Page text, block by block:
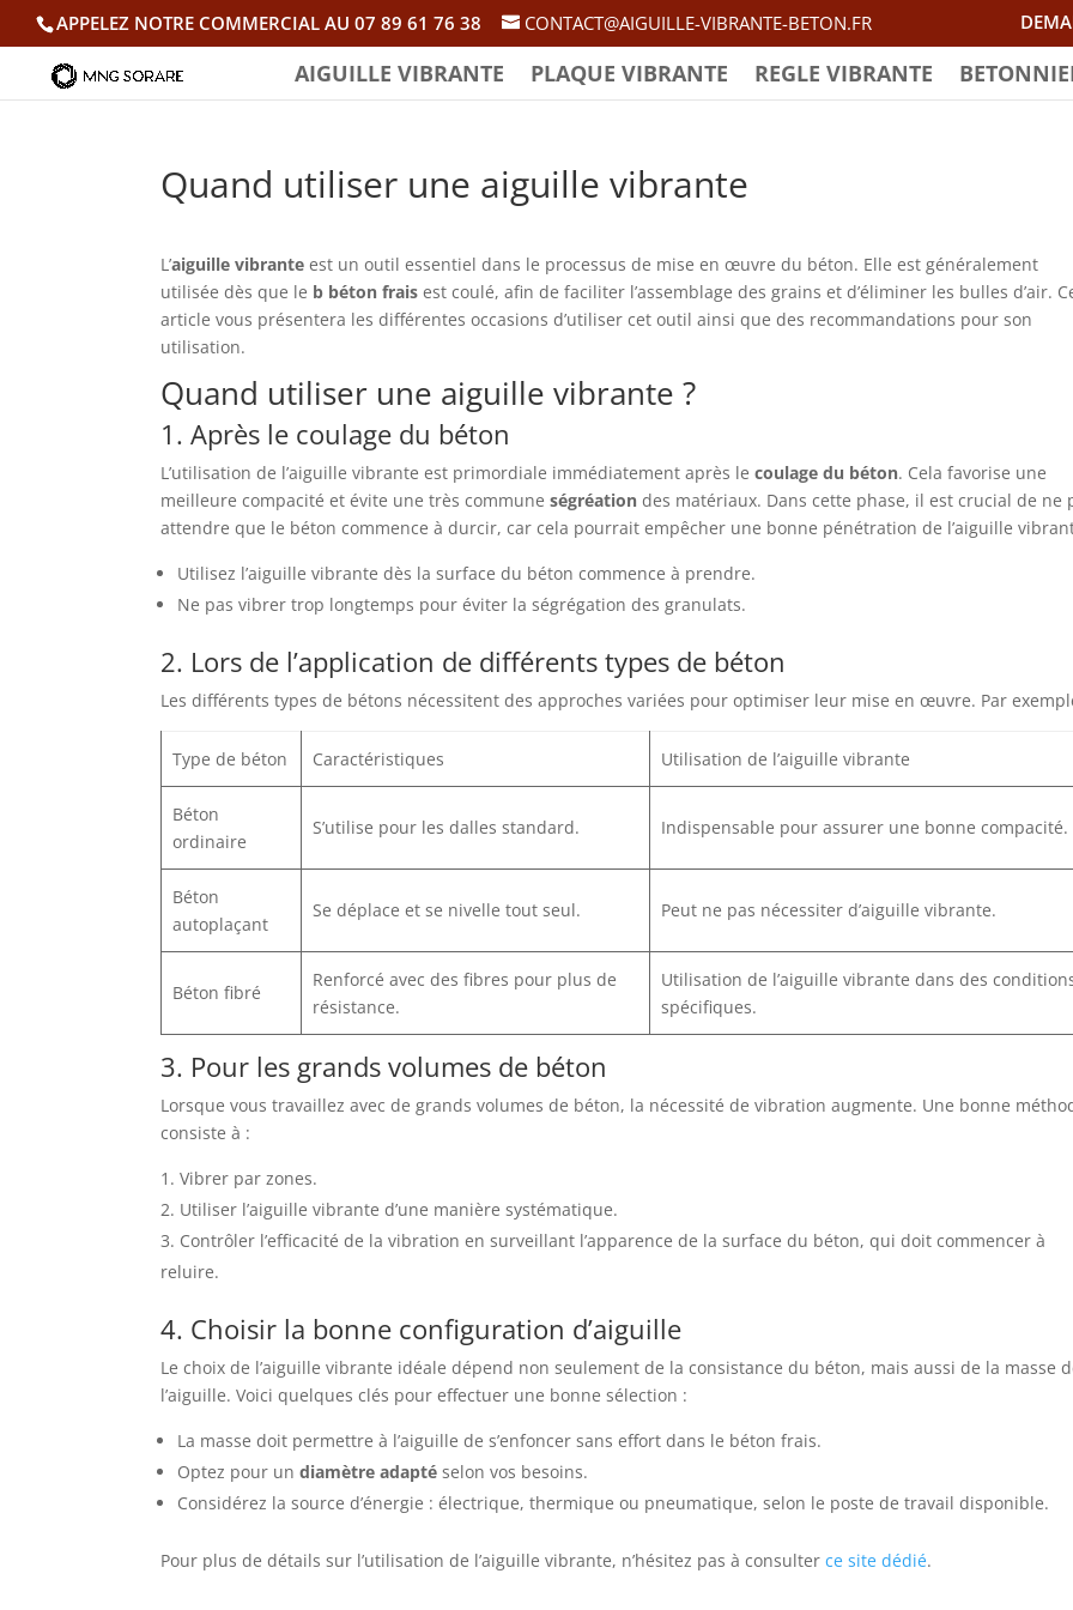
APPELEZ NOTRE COMMERCIAL AU 07 89 61 76 38 CONTACT@AIGUILLE-VIBRANTE-BETON.FR
AIGUILLE VIBRANTE PLAQUE VIBRANTE REGLE VIBRANTE
Quand utiliser une aiguille vibrante
L’aiguille vibrante est un outil essentiel dans le processus de mise en œuvre du béton. Elle est généralement
utilisée dès que le b béton frais est coulé, afin de faciliter l’assemblage des grains et d’éliminer les bulles d’air.
article vous présentera les différentes occasions d’utiliser cet outil ainsi que des recommandations pour son
utilisation.
Quand utiliser une aiguille vibrante ?
1. Après le coulage du béton
L’utilisation de l’aiguille vibrante est primordiale immédiatement après lecoulage du béton. Cela favorise une
meilleure compacité et évite une très communeségréation des matériaux. Dans cette phase, il est crucial de ne
attendre que le béton commence à durcir, car cela pourrait empêcher une bonne pénétration de l’aiguille
Utilisez l’aiguille vibrante dès la surface du béton commence à prendre.
Ne pas vibrer trop longtemps pour éviter la ségrégation des granulats.
2. Lors de l’application de différents types de béton
Les différents types de bétons nécessitent des approches variées pour optimiser leur mise en œuvre. Par
Type de béton Caractéristiques Utilisation de l’aiguille vibrante
Béton
ordinaire
S’utilise pour les dalles standard. Indispensable pour assurer une bonne compacité.
Béton
autoplaçant
Se déplace et se nivelle tout seul. Peut ne pas nécessiter d’aiguille vibrante.
Béton fibré
Renforcé avec des fibres pour plus de
résistance.
Utilisation de l’aiguille vibrante dans des
spécifiques.
3. Pour les grands volumes de béton
Lorsque vous travaillez avec de grands volumes de béton, la nécessité de vibration augmente. Une bonne
consiste à :
Vibrer par zones.
Utiliser l’aiguille vibrante d’une manière systématique.
Contrôler l’efficacité de la vibration en surveillant l’apparence de la surface du béton, qui doit commencer à
reluire.
4. Choisir la bonne configuration d’aiguille
Le choix de l’aiguille vibrante idéale dépend non seulement de la consistance du béton, mais aussi de la masse
l’aiguille. Voici quelques clés pour effectuer une bonne sélection :
La masse doit permettre à l’aiguille de s’enfoncer sans effort dans le béton frais.
Optez pour undiamètre adapté selon vos besoins.
Considérez la source d’énergie : électrique, thermique ou pneumatique, selon le poste de travail disponible.
Pour plus de détails sur l’utilisation de l’aiguille vibrante, n’hésitez pas à consulterce site dédié.